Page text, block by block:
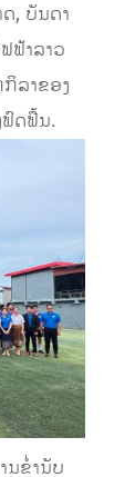
, ບັນດາ
ຟ້າລາວ
ລາຂອງ
ຟົດຟື້ນ.
ນຂ່ຳນັບ